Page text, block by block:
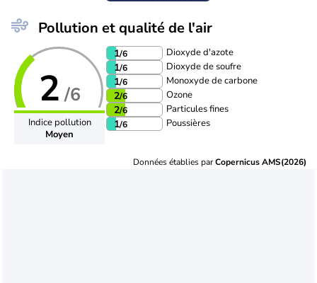
Pollution et qualité de l'air
2 /6
Indice pollution
Moyen
1/6 Dioxyde d'azote
1/6 Dioxyde de soufre
1/6 Monoxyde de carbone
2/6 Ozone
2/6 Particules fines
1/6 Poussières
Données établies parCopernicus AMS(2026)